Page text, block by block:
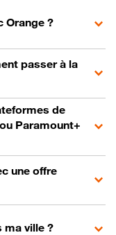
Orange ?
passer à la
de
Paramount+
une offre
ma ville ?